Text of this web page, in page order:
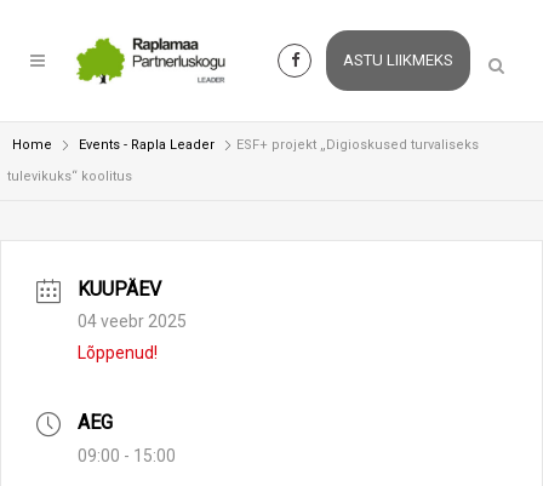
ASTU LIIKMEKS
Home Events - Rapla Leader
ESF+ projekt „Digioskused turvaliseks
tulevikuks“ koolitus
KUUPÄEV
04 veebr 2025
Lõppenud!
AEG
09:00 - 15:00